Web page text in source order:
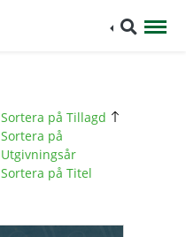
Sortera på Tillagd
Sortera på
Utgivningsår
Sortera på Titel